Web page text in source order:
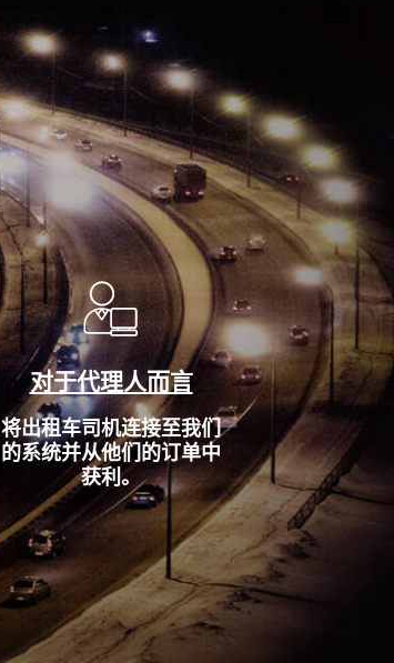
对于代理人而言
将出租车司机连接至我们
的系统并从他们的订单中
获利。